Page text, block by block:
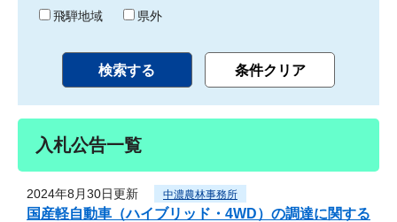
飛騨地域
県外
入札公告一覧
2024年8月30日更新 中濃農林事務所
国産軽自動車（ハイブリッド・4WD）の調達に関する